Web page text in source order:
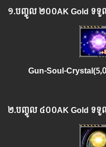
១.​បញ្ចូល២០០AK Gold ទទួ
Gun-Soul-
២.​បញ្ចូល៤០០AK Gold ទទួ